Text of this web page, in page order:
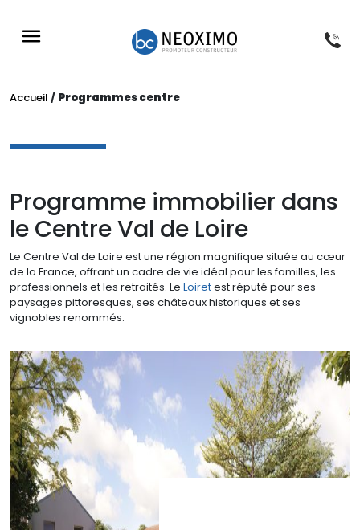
Accueil / Programmes centre
Programme immobilier dans
le Centre Val de Loire
Le Centre Val de Loire est une région magnifique située au cœur
de la France, offrant un cadre de vie idéal pour les familles, les
professionnels et les retraités. Le Loiretest réputé pour ses
paysages pittoresques, ses châteaux historiques et ses
vignobles renommés.